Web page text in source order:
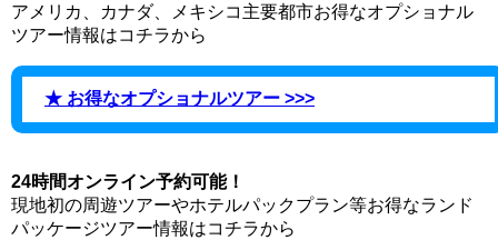
アメリカ、カナダ、メキシコ主要都市お得なオプショナル
ツアー情報はコチラから
★ お得なオプショナルツアー >>>
24時間オンライン予約可能！
現地初の周遊ツアーやホテルパックプラン等お得なランド
パッケージツアー情報はコチラから